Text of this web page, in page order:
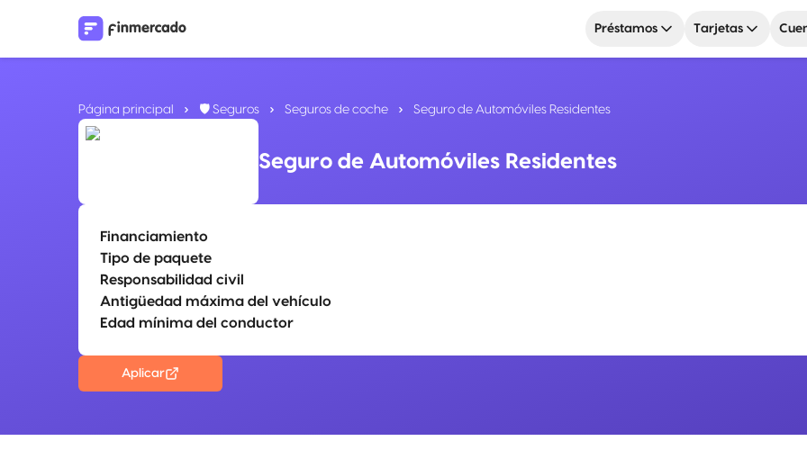
Préstamos Tarjetas
Página principal 🛡️ Seguros Seguros de coche Seguro de Automóviles Residentes
Seguro de Automóviles Residentes
Financiamiento
Tipo de paquete
Responsabilidad civil
Antigüedad máxima del vehículo
Edad mínima del conductor
Aplicar